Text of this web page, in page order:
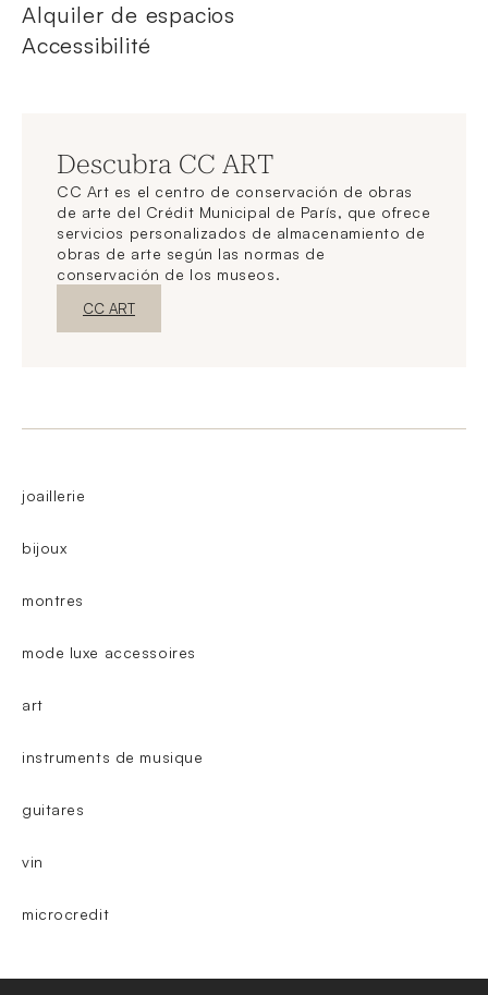
Alquiler de espacios
Accessibilité
Descubra CC ART
CC Art es el centro de conservación de obras
de arte del Crédit Municipal de París, que ofrece
servicios personalizados de almacenamiento de
obras de arte según las normas de
conservación de los museos.
Nueva ventanaDescubrir
CC ART
joaillerie
bijoux
montres
mode luxe accessoires
art
instruments de musique
guitares
vin
microcredit